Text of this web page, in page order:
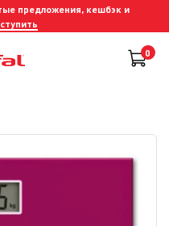
предложения, кешбэк и
0